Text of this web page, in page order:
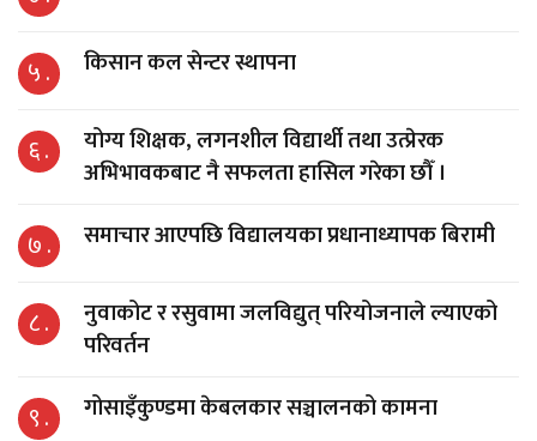
५ . किसान कल सेन्टर स्थापना
६ .
योग्य शिक्षक, लगनशील विद्यार्थी तथा उत्प्रेरक
अभिभावकबाट नै सफलता हासिल गरेका छौँ ।
७ . समाचार आएपछि विद्यालयका प्रधानाध्यापक बिरामी
८ .
नुवाकोट र रसुवामा जलविद्युत् परियोजनाले ल्याएको
परिवर्तन
९ . गोसाइँकुण्डमा केबलकार सञ्चालनको कामना